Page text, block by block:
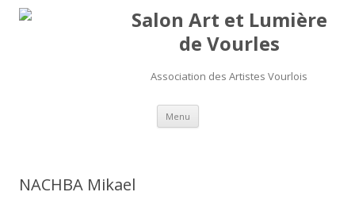
Salon Art et Lumière
de Vourles
Association des Artistes Vourlois
Menu Aller au contenu
NACHBA Mikael